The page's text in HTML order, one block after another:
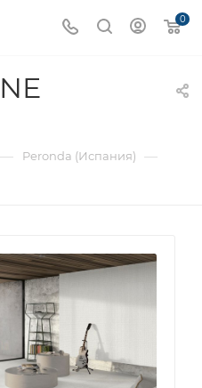
0
— Peronda (Испания) —